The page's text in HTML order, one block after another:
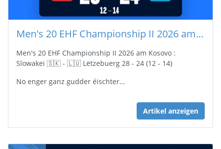
Men's 20 EHF Championship II 2026 am Kosovo : Slowakei 🇸🇰 - 🇱🇺 Lëtzebuerg 28 - 24 (12 - 14)
Men's 20 EHF Championship II 2026 am Kosovo :
Slowakei 🇸🇰 - 🇱🇺 Lëtzebuerg 28 - 24 (12 - 14)
No enger ganz gudder éischter…
Artikel anzeigen